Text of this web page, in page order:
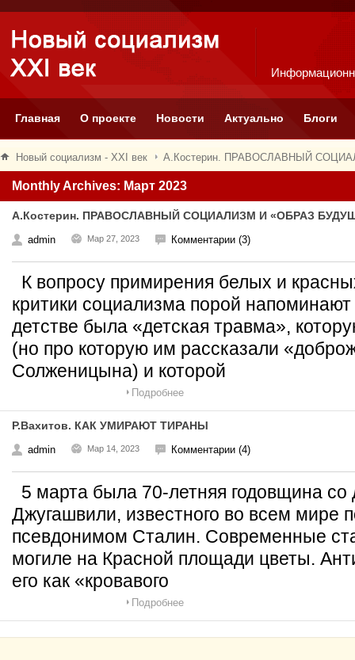
Главная О проекте Новости Актуально Блоги
Новый социализм - XXI век А.Костерин. ПРАВОСЛАВНЫЙ
Monthly Archives: Март 2023
А.Костерин. ПРАВОСЛАВНЫЙ СОЦИАЛИЗМ И «ОБРАЗ
admin Мар 27, 2023 Комментарии (3)
К вопросу примирения белых и
критики социализма порой напоминают
детстве была «детская травма»,
(но про которую им рассказали
Солженицына) и которой
Подробнее
Р.Вахитов. КАК УМИРАЮТ ТИРАНЫ
admin Мар 14, 2023 Комментарии (4)
5 марта была 70-летняя годовщина
Джугашвили, известного во всем мире
псевдонимом Сталин. Современные
могиле на Красной площади цветы.
его как «кровавого
Подробнее